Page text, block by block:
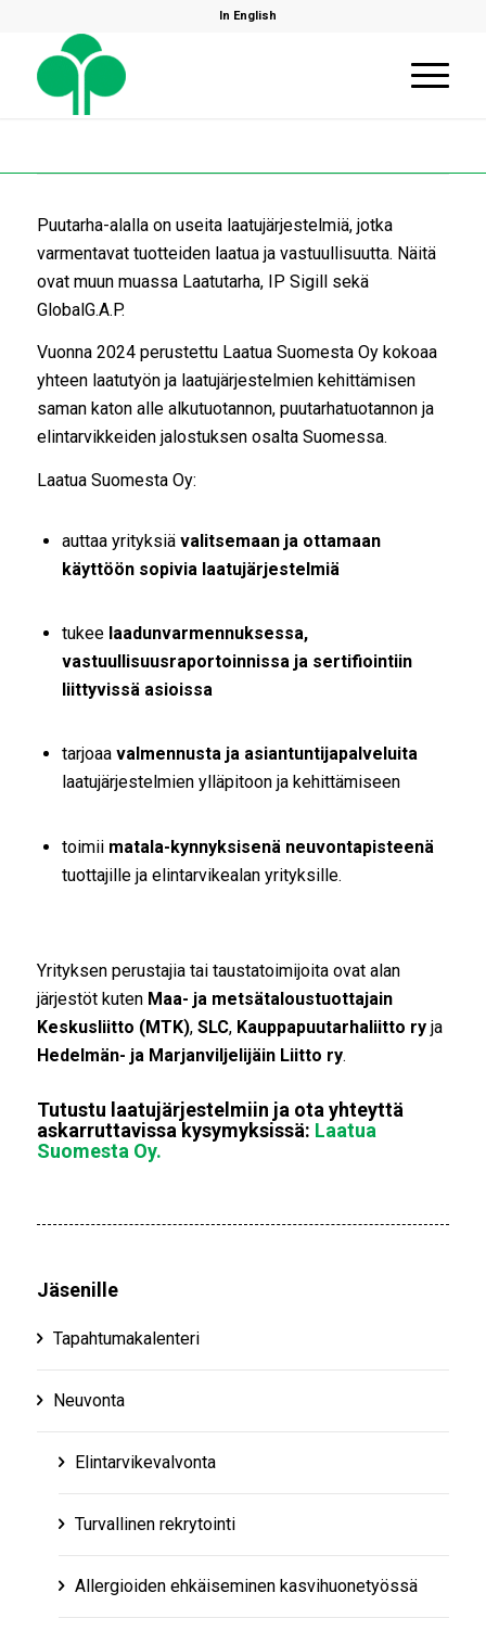
In English
Puutarha-alalla on useita laatujärjestelmiä, jotka
varmentavat tuotteiden laatua ja vastuullisuutta. Näitä
ovat muun muassa Laatutarha, IP Sigill sekä
GlobalG.A.P.
Vuonna 2024 perustettu Laatua Suomesta Oy kokoaa
yhteen laatutyön ja laatujärjestelmien kehittämisen
saman katon alle alkutuotannon, puutarhatuotannon ja
elintarvikkeiden jalostuksen osalta Suomessa.
Laatua Suomesta Oy:
auttaa yrityksiä valitsemaan ja ottamaan
käyttöön sopivia laatujärjestelmiä
tukee laadunvarmennuksessa,
vastuullisuusraportoinnissa ja sertifiointiin
liittyvissä asioissa
tarjoaa valmennusta ja asiantuntijapalveluita
laatujärjestelmien ylläpitoon ja kehittämiseen
toimii matala-kynnyksisenä neuvontapisteenä
tuottajille ja elintarvikealan yrityksille.
Yrityksen perustajia tai taustatoimijoita ovat alan
järjestöt kuten Maa- ja metsätaloustuottajain
Keskusliitto (MTK), SLC, Kauppapuutarhaliitto ryja
Hedelmän- ja Marjanviljelijäin Liitto ry.
Tutustu laatujärjestelmiin ja ota yhteyttä
askarruttavissa kysymyksissä: Laatua
Suomesta Oy.
Jäsenille
Tapahtumakalenteri
Neuvonta
Elintarvikevalvonta
Turvallinen rekrytointi
Allergioiden ehkäiseminen kasvihuonetyössä